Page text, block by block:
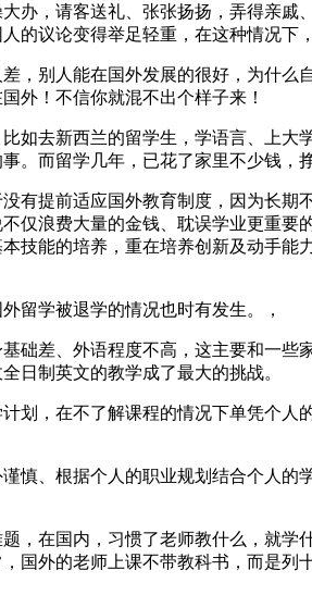
办，请客送礼、张张扬扬，弄得亲
的议论变得举足轻重，在这种情况下
，别人能在国外发展的很好，为什
外！不信你就混不出个样子来！
如去新西兰的留学生，学语言、上
。而留学几年，已花了家里不少钱
有提前适应国外教育制度，因为长
仅浪费大量的金钱、耽误学业更重
技能的培养，重在培养创新及动手
留学被退学的情况也时有发生。，
础差、外语程度不高，这主要和一
日制英文的教学成了最大的挑战。
划，在不了解课程的情况下单凭个
慎、根据个人的职业规划结合个人的
，在国内，习惯了老师教什么，就
国外的老师上课不带教科书，而是